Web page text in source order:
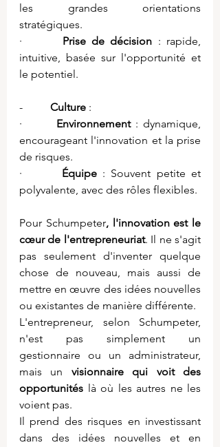
les grandes orientations
stratégiques.
· Prise de décision : rapide,
intuitive, basée sur l'opportunité et
le potentiel.
- Culture :
· Environnement : dynamique,
encourageant l'innovation et la prise
de risques.
· Équipe : Souvent petite et
polyvalente, avec des rôles flexibles.
Pour Schumpeter, l'innovation est le
cœur de l'entrepreneuriat. Il ne s'agit
pas seulement d'inventer quelque
chose de nouveau, mais aussi de
mettre en œuvre des idées nouvelles
ou existantes de manière différente.
L'entrepreneur, selon Schumpeter,
n'est pas simplement un
gestionnaire ou un administrateur,
mais un visionnaire qui voit des
opportunités là où les autres ne les
voient pas.
Il prend des risques en investissant
dans des idées nouvelles et en